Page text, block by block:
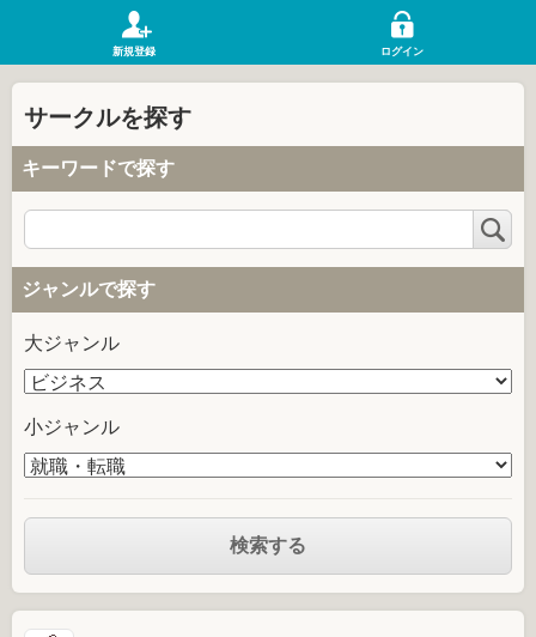
新規登録 ログイン
サークルを探す
キーワードで探す
ジャンルで探す
大ジャンル
小ジャンル